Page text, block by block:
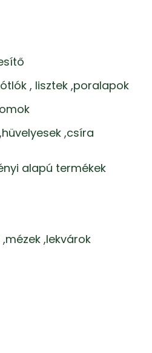
, lisztek ,poralapok
,csíra
alapú termékek
,lekvárok